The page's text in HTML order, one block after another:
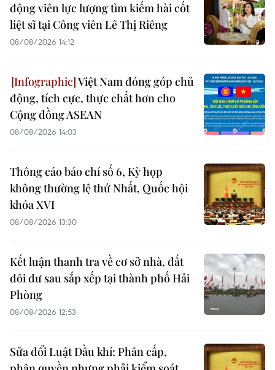
động viên lực lượng tìm kiếm hài cốt
liệt sĩ tại Công viên Lê Thị Riêng
08/08/2026 14:12
Việt Nam đóng góp chủ
động, tích cực, thực chất hơn cho
Cộng đồng ASEAN
08/08/2026 14:03
Thông cáo báo chí số 6, Kỳ họp
không thường lệ thứ Nhất, Quốc hội
khóa XVI
08/08/2026 13:30
Kết luận thanh tra về cơ sở nhà, đất
dôi dư sau sắp xếp tại thành phố Hải
Phòng
08/08/2026 12:53
Sửa đổi Luật Dầu khí: Phân cấp,